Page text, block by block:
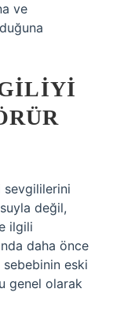
ve
sevgililerini
değil,
ilgili
daha önce
eski
genel olarak